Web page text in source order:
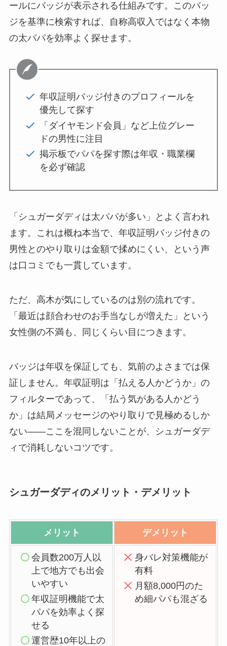
ールにバッジが表示される仕組みです。このバッ
ジを基準に検索すれば、自称高収入ではなく本物
の太パパを効率よく探せます。
年収証明バッジ付きのプロフィールを
優先して探す
「ダイヤモンド会員」など上位グレー
ドの男性に注目
掲示板でパパを探す際は年収・職業欄
を必ず確認
「シュガーダディは太パパが多い」とよく言われ
ます。これは概ね本当で、年収証明バッジ付きの
男性とのやり取りは金額で揉めにくい、という声
は口コミでも一貫しています。
ただ、高木が気にしているのは別の流れです。
「最近は顔合わせのお手当なしが増えた」という
女性側の不満も、同じくらい目につきます。
バッジは年収を保証しても、気前のよさまでは保
証しません。年収証明は「払える人かどうか」の
フィルターであって、「払う気がある人かどう
か」は結局メッセージのやり取りで見極めるしか
ない——ここを混同しないことが、シュガーダデ
ィで消耗しないコツです。
シュガーダディのメリット・デメリット
メリット デメリット
会員数200万人以
上で地方でも出会
いやすい
年収証明機能で太
パパを効率よく探
せる
運営歴10年以上の
身バレ対策機能が
有料
月額8,000円のた
め細パパも混ざる